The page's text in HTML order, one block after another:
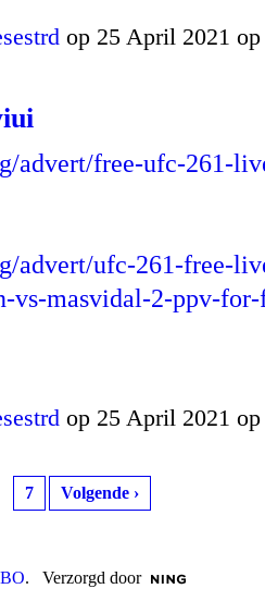
op 25 April 2021
advert/free-ufc-261-
advert/ufc-261-free-
vs-masvidal-2-ppv-
op 25 April 2021
7 Volgende ›
. Verzorgd door